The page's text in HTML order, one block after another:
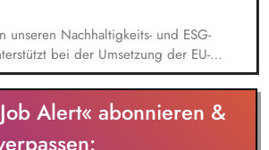
unseren Nachhaltigkeits- und ESG-
bei der Umsetzung der EU-
Nachhaltigkeitsdaten, bereitest
damit einen wichtigen Beitrag zum
erstellst aussagekräftige Präsentationen
Du wirkst bei der Einführung einer
Alert« abonnieren &